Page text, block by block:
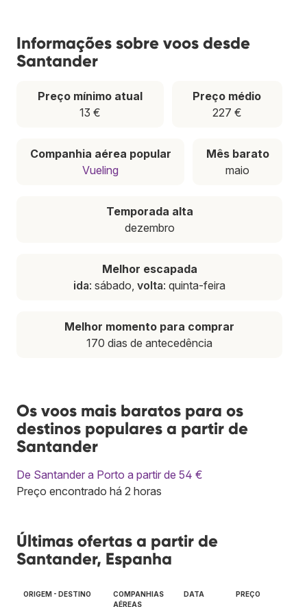
Informações sobre voos desde
Santander
Preço mínimo atual
13 €
Preço médio
227 €
Companhia aérea popular
Vueling
Mês barato
maio
Temporada alta
dezembro
Melhor escapada
ida: sábado, volta: quinta-feira
Melhor momento para comprar
170 dias de antecedência
Os voos mais baratos para os
destinos populares a partir de
Santander
De Santander a Porto a partir de 54 €
Preço encontrado há 2 horas
Últimas ofertas a partir de
Santander, Espanha
ORIGEM - DESTINO
COMPANHIAS
AÉREAS
DATA PREÇO